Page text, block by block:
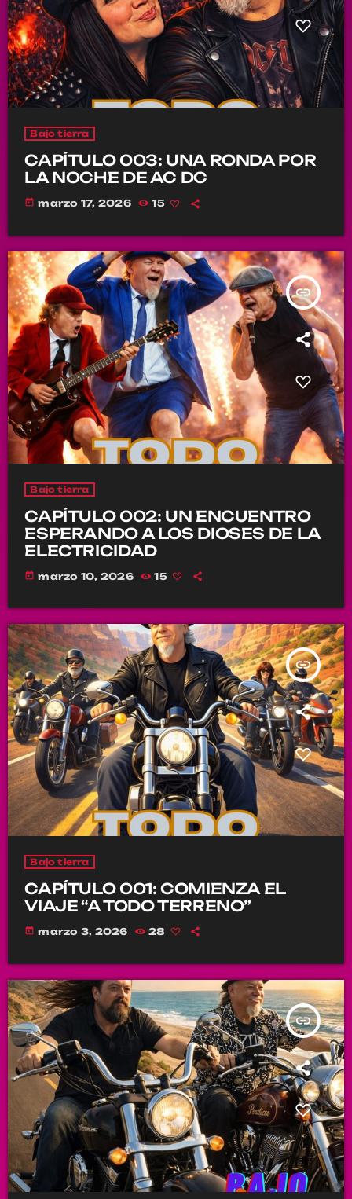
Bajo tierra
CAPÍTULO 003: UNA RONDA POR
LA NOCHE DE AC DC
today marzo 17, 2026 15
insert_link
Bajo tierra
CAPÍTULO 002: UN ENCUENTRO
ESPERANDO A LOS DIOSES DE LA
ELECTRICIDAD
today marzo 10, 2026 15
insert_link
Bajo tierra
CAPÍTULO 001: COMIENZA EL
VIAJE “A TODO TERRENO”
today marzo 3, 2026 28
insert_link